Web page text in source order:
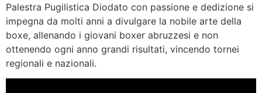
Palestra Pugilistica Diodato con passione e dedizione si
impegna da molti anni a divulgare la nobile arte della
boxe, allenando i giovani boxer abruzzesi e non
ottenendo ogni anno grandi risultati, vincendo tornei
regionali e nazionali.